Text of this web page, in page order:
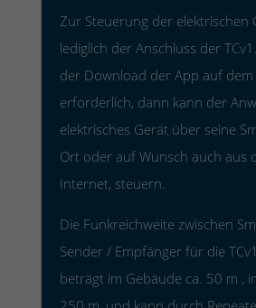
Zur Steuerung der elektrischen
lediglich der Anschluss der
der Download der App auf
erforderlich, dann kann der
elektrisches Gerät über seine
Ort oder auf Wunsch auch aus
Internet, steuern.
Die Funkreichweite zwischen
Sender / Empfänger für die
beträgt im Gebäude ca. 50 m ,